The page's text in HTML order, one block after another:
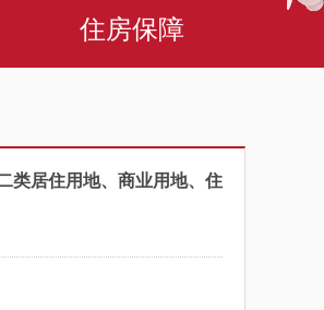
类居住用地、商业用地、住